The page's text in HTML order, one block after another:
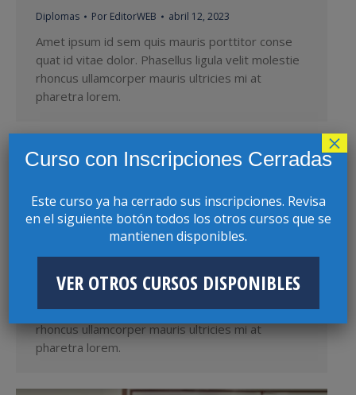
Diplomas Por EditorWEB abril 12, 2023
Amet ipsum id sem quis mauris porttitor conse
quat id vitae dolor. Phasellus ligula velit molestie
rhoncus ullamcorper mauris ultricies mi at
pharetra lorem.
DIPLOMA EN CIBERSEGURIDAD
Amet ipsum id sem quis mauris porttitor conse
quat id vitae dolor. Phasellus ligula velit molestie
rhoncus ullamcorper mauris ultricies mi at
pharetra lorem.
Curso con Inscripciones Cerradas
Este curso ya ha cerrado sus inscripciones. Revisa
en el siguiente botón todos los otros cursos que se
mantienen disponibles.
VER OTROS CURSOS DISPONIBLES
×